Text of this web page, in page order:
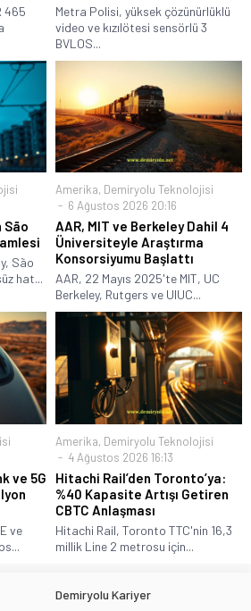
465
Metra Polisi, yüksek çözünürlüklü
video ve kızılötesi sensörlü 3
BVLOS...
São
São
hat...
Amerika, Demiryolu Teknolojisi
6 Ağustos 2026 20:16
AAR, MIT ve Berkeley Dahil 4
Üniversiteyle Araştırma
Konsorsiyumu Başlattı
AAR, 22 Mayıs 2025'te MIT, UC
Berkeley, Rutgers ve UIUC...
ve 5G
ve
Amerika, Demiryolu Teknolojisi
4 Ağustos 2026 16:13
Hitachi Rail’den Toronto’ya:
%40 Kapasite Artışı Getiren
CBTC Anlaşması
Hitachi Rail, Toronto TTC'nin 16,3
millik Line 2 metrosu için...
Demiryolu Kariyer